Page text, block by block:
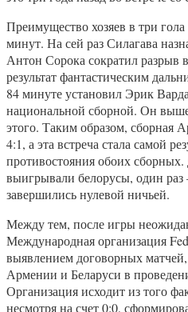
Преимущество хозяев в три
минут. На сей раз Силагава
Антон Сорока сократил разрыв
результат фантастическим
84 минуте установил Эрик
национальной сборной. Он
этого. Таким образом, сборная
4:1, а эта встреча стала самой
противостояния обоих
выигрывали белорусы, один
завершились нулевой ничьей.
Между тем, после игры
Международная организация
выявлением договорных
Армении и Беларуси в
Организация исходит из того
несмотря на счет 0:0,